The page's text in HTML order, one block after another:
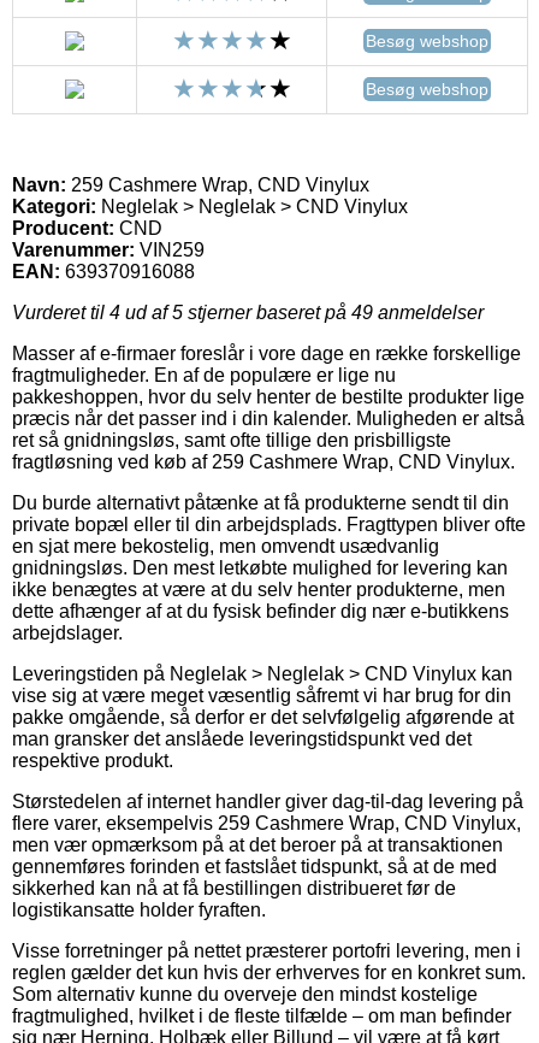
Besøg webshop
Besøg webshop
Navn: 259 Cashmere Wrap, CND Vinylux
Kategori: Neglelak > Neglelak > CND Vinylux
Producent: CND
Varenummer: VIN259
EAN: 639370916088
Vurderet til 4 ud af 5 stjerner baseret på 49 anmeldelser
Masser af e-firmaer foreslår i vore dage en række forskellige
fragtmuligheder. En af de populære er lige nu
pakkeshoppen, hvor du selv henter de bestilte produkter lige
præcis når det passer ind i din kalender. Muligheden er altså
ret så gnidningsløs, samt ofte tillige den prisbilligste
fragtløsning ved køb af 259 Cashmere Wrap, CND Vinylux.
Du burde alternativt påtænke at få produkterne sendt til din
private bopæl eller til din arbejdsplads. Fragttypen bliver ofte
en sjat mere bekostelig, men omvendt usædvanlig
gnidningsløs. Den mest letkøbte mulighed for levering kan
ikke benægtes at være at du selv henter produkterne, men
dette afhænger af at du fysisk befinder dig nær e-butikkens
arbejdslager.
Leveringstiden på Neglelak > Neglelak > CND Vinylux kan
vise sig at være meget væsentlig såfremt vi har brug for din
pakke omgående, så derfor er det selvfølgelig afgørende at
man gransker det anslåede leveringstidspunkt ved det
respektive produkt.
Størstedelen af internet handler giver dag-til-dag levering på
flere varer, eksempelvis 259 Cashmere Wrap, CND Vinylux,
men vær opmærksom på at det beroer på at transaktionen
gennemføres forinden et fastslået tidspunkt, så at de med
sikkerhed kan nå at få bestillingen distribueret før de
logistikansatte holder fyraften.
Visse forretninger på nettet præsterer portofri levering, men i
reglen gælder det kun hvis der erhverves for en konkret sum.
Som alternativ kunne du overveje den mindst kostelige
fragtmulighed, hvilket i de fleste tilfælde – om man befinder
sig nær Herning, Holbæk eller Billund – vil være at få kørt